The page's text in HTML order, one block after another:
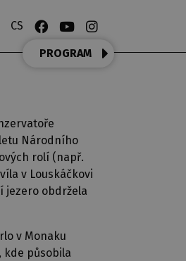
CS
PROGRAM
Národního
rolí (např.
v Louskáčkovi
jezero obdržela
v Monaku
kde působila